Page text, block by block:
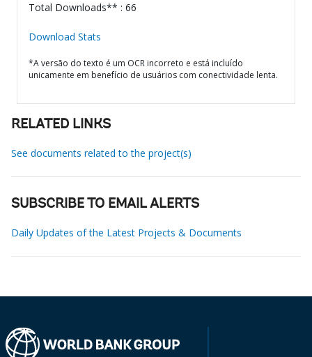
Total Downloads** : 66
Download Stats
*A versão do texto é um OCR incorreto e está incluído
unicamente em benefício de usuários com conectividade lenta.
RELATED LINKS
See documents related to the project(s)
SUBSCRIBE TO EMAIL ALERTS
Daily Updates of the Latest Projects & Documents